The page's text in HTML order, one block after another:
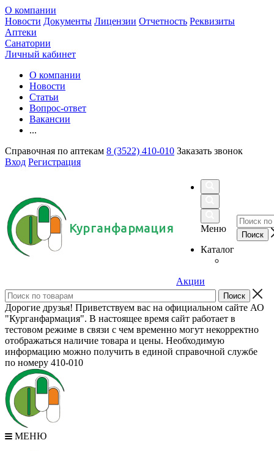
О компании
Новости Документы Лицензии Отчетность Реквизиты
Аптеки
Санатории
Личный кабинет
О компании
Новости
Статьи
Вопрос-ответ
Вакансии
...
Справочная по аптекам 8 (3522) 410-010 Заказать звонок
Вход Регистрация
Курганфармация
Меню
Каталог
Акции
Дорогие друзья! Приветствуем вас на официальном сайте АО
"Курганфармация". В настоящее время сайт работает в
тестовом режиме в связи с чем временно могут некорректно
отображаться наличие товара и цены. Необходимую
информацию можно получить в единой справочной службе
по номеру 410-010
МЕНЮ